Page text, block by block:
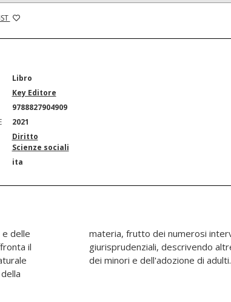
Libro
Key Editore
9788827904909
2021
Diritto
Scienze sociali
ita
delle
il
e
dei minori e dell'adozione di adulti.